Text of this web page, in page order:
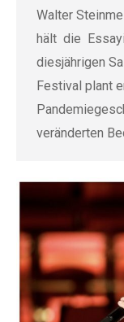
Walter
hält die
diesjährigen
Festival plant
veränderten